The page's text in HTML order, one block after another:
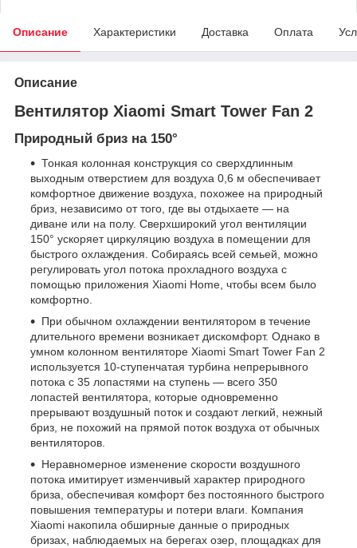
Описание Характеристики Доставка Оплата
Описание
Вентилятор Xiaomi Smart Tower Fan 2
Природный бриз на 150°
Тонкая колонная конструкция со сверхдлинным
выходным отверстием для воздуха 0,6 м обеспечивает
комфортное движение воздуха, похожее на природный
бриз, независимо от того, где вы отдыхаете — на
диване или на полу. Сверхширокий угол вентиляции
150° ускоряет циркуляцию воздуха в помещении для
быстрого охлаждения. Собираясь всей семьей, можно
регулировать угол потока прохладного воздуха с
помощью приложения Xiaomi Home, чтобы всем было
комфортно.
При обычном охлаждении вентилятором в течение
длительного времени возникает дискомфорт. Однако в
умном колонном вентиляторе Xiaomi Smart Tower Fan 2
используется 10-ступенчатая турбина непрерывного
потока с 35 лопастями на ступень — всего 350
лопастей вентилятора, которые одновременно
прерывают воздушный поток и создают легкий, нежный
бриз, не похожий на прямой поток воздуха от обычных
вентиляторов.
Неравномерное изменение скорости воздушного
потока имитирует изменчивый характер природного
бриза, обеспечивая комфорт без постоянного быстрого
повышения температуры и потери влаги. Компания
Xiaomi накопила обширные данные о природных
бризах, наблюдаемых на берегах озер, площадках для